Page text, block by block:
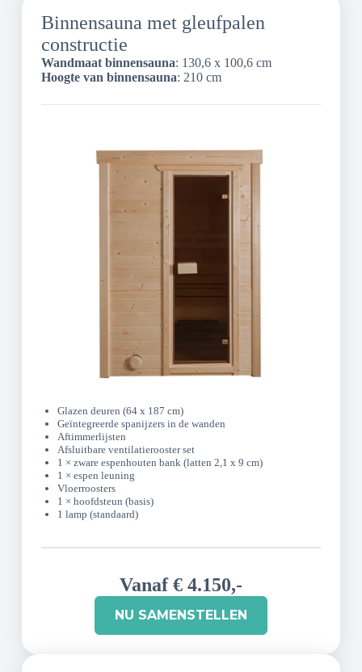
Binnensauna met gleufpalen
constructie
Wandmaat binnensauna: 130,6 x 100,6 cm
Hoogte van binnensauna: 210 cm
Glazen deuren (64 x 187 cm)
Geïntegreerde spanijzers in de wanden
Aftimmerlijsten
Afsluitbare ventilatierooster set
1 × zware espenhouten bank (latten 2,1 x 9 cm)
1 × espen leuning
Vloerroosters
1 × hoofdsteun (basis)
1 lamp (standaard)
Vanaf € 4.150,-
NU SAMENSTELLEN